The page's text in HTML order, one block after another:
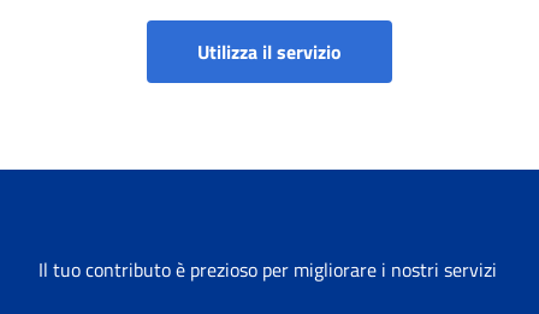
Utilizza il servizio
Il tuo contributo è prezioso per migliorare i nostri servizi